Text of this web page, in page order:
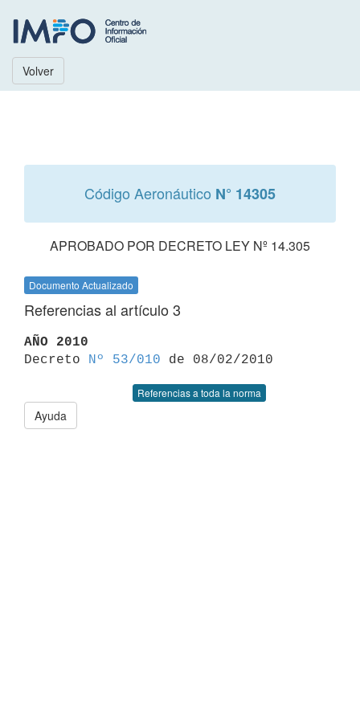
Volver
Código Aeronáutico N° 14305
APROBADO POR DECRETO LEY Nº 14.305
Documento Actualizado
Referencias al artículo 3
AÑO 2010
Decreto
Nº 53/010
Referencias a toda la norma
Ayuda